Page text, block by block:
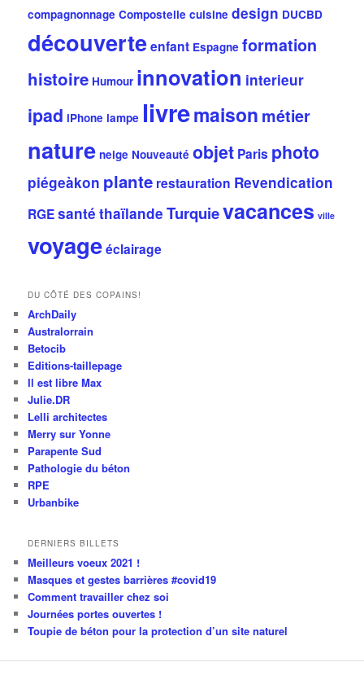
compagnonnage Compostelle cuisine design DUCBD
découverteenfant Espagne formation
histoire Humour innovation interieur
ipad iPhone lampe livremaison métier
nature neige Nouveauté objet Paris photo
piégeàkon plante restauration Revendication
RGEsanté thaïlande Turquievacances ville
voyageéclairage
DU CÔTÉ DES COPAINS!
ArchDaily
Australorrain
Betocib
Editions-taillepage
Il est libre Max
Julie.DR
Lelli architectes
Merry sur Yonne
Parapente Sud
Pathologie du béton
RPE
Urbanbike
DERNIERS BILLETS
Meilleurs voeux 2021 !
Masques et gestes barrières #covid19
Comment travailler chez soi
Journées portes ouvertes !
Toupie de béton pour la protection d’un site naturel